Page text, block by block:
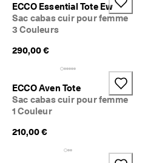
ECCO Essential Tote Ew
Sac cabas cuir pour femme
3 Couleurs
290,00 €
ECCO Aven Tote
Sac cabas cuir pour femme
1 Couleur
210,00 €